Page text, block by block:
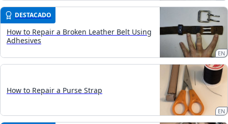
DESTACADO
How to Repair a Broken Leather Belt Using
Adhesives
EN
How to Repair a Purse Strap
EN